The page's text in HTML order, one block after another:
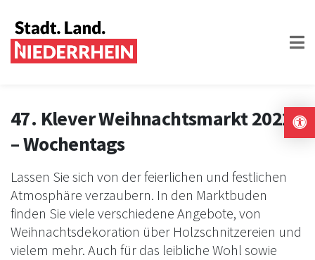
47. Klever Weihnachtsmarkt 2022
– Wochentags
Lassen Sie sich von der feierlichen und festlichen
Atmosphäre verzaubern. In den Marktbuden
finden Sie viele verschiedene Angebote, von
Weihnachtsdekoration über Holzschnitzereien und
vielem mehr. Auch für das leibliche Wohl sowie